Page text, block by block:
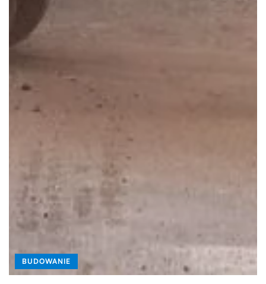
BUDOWANIE